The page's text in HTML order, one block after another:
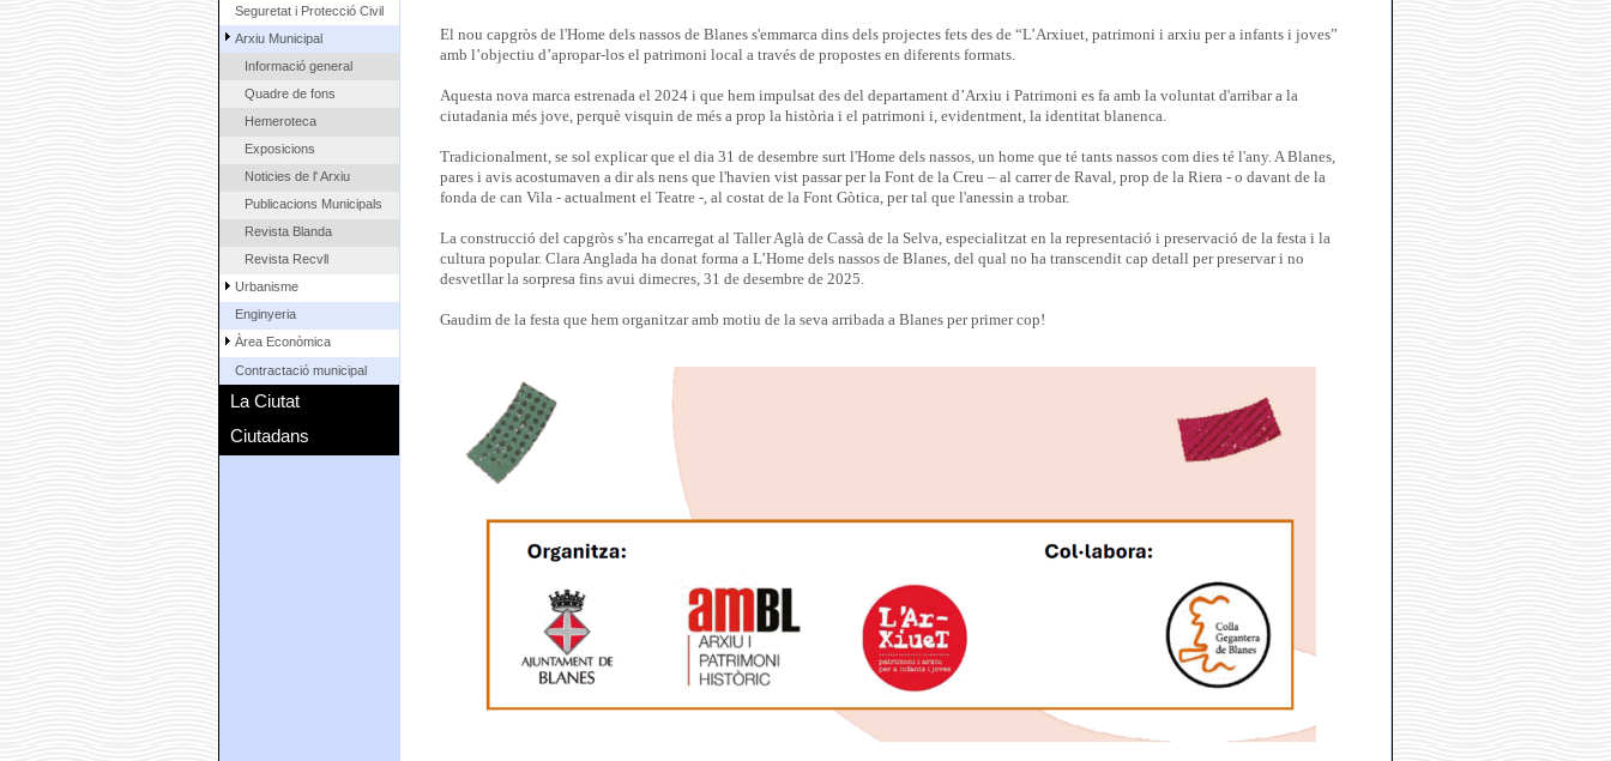
Seguretat i Protecció Civil
Arxiu Municipal
Informació general
Quadre de fons
Hemeroteca
Exposicions
Noticies de l' Arxiu
Publicacions Municipals
Revista Blanda
Revista Recvll
Urbanisme
Enginyeria
Àrea Econòmica
Contractació municipal
La Ciutat
Ciutadans
El nou capgròs de l'Home dels nassos de Blanes s'emmarca dins dels projectes fets des de “L’Arxiuet, patrimoni i arxiu per a infants i joves”
amb l’objectiu d’apropar-los el patrimoni local a través de propostes en diferents formats.
Aquesta nova marca estrenada el 2024 i que hem impulsat des del departament d’Arxiu i Patrimoni es fa amb la voluntat d'arribar a la
ciutadania més jove, perquè visquin de més a prop la història i el patrimoni i, evidentment, la identitat blanenca.
Tradicionalment, se sol explicar que el dia 31 de desembre surt l'Home dels nassos, un home que té tants nassos com dies té l'any. A Blanes,
pares i avis acostumaven a dir als nens que l'havien vist passar per la Font de la Creu – al carrer de Raval, prop de la Riera - o davant de la
fonda de can Vila - actualment el Teatre -, al costat de la Font Gòtica, per tal que l'anessin a trobar.
La construcció del capgròs s’ha encarregat al Taller Aglà de Cassà de la Selva, especialitzat en la representació i preservació de la festa i la
cultura popular. Clara Anglada ha donat forma a L’Home dels nassos de Blanes, del qual no ha transcendit cap detall per preservar i no
desvetllar la sorpresa fins avui dimecres, 31 de desembre de 2025.
Gaudim de la festa que hem organitzar amb motiu de la seva arribada a Blanes per primer cop!